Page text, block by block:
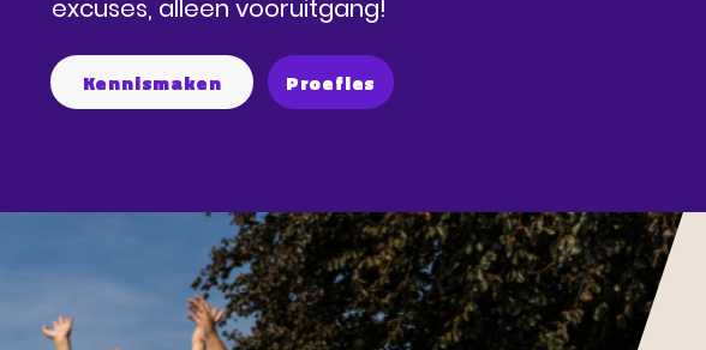
excuses, alleen vooruitgang!
Kennismaken Proefles